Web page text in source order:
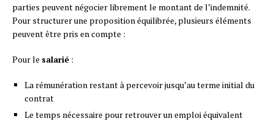
parties peuvent négocier librement le montant de l’indemnité.
Pour structurer une proposition équilibrée, plusieurs éléments
peuvent être pris en compte :
Pour le salarié :
La rémunération restant à percevoir jusqu’au terme initial du
contrat
Le temps nécessaire pour retrouver un emploi équivalent